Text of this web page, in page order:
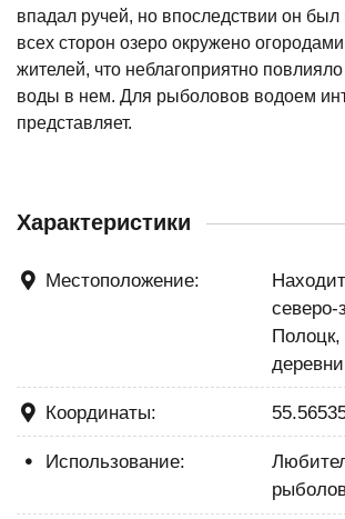
впадал ручей, но впоследствии он
всех сторон озеро окружено
жителей, что неблагоприятно
воды в нем. Для рыболовов водоем
представляет.
Характеристики
Местоположение:
северо-
Полоцк,
Координаты:
Использование: